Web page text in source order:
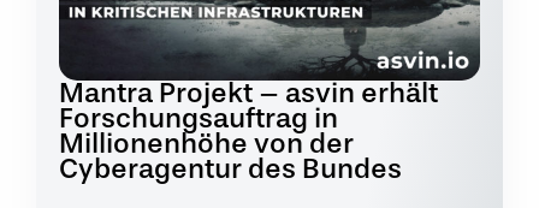
Mantra Projekt – asvin erhält
Forschungsauftrag in
Millionenhöhe von der
Cyberagentur des Bundes